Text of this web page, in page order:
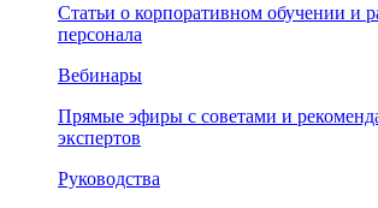
Статьи о корпоративном обучении и
персонала
Вебинары
Прямые эфиры с советами и
экспертов
Руководства